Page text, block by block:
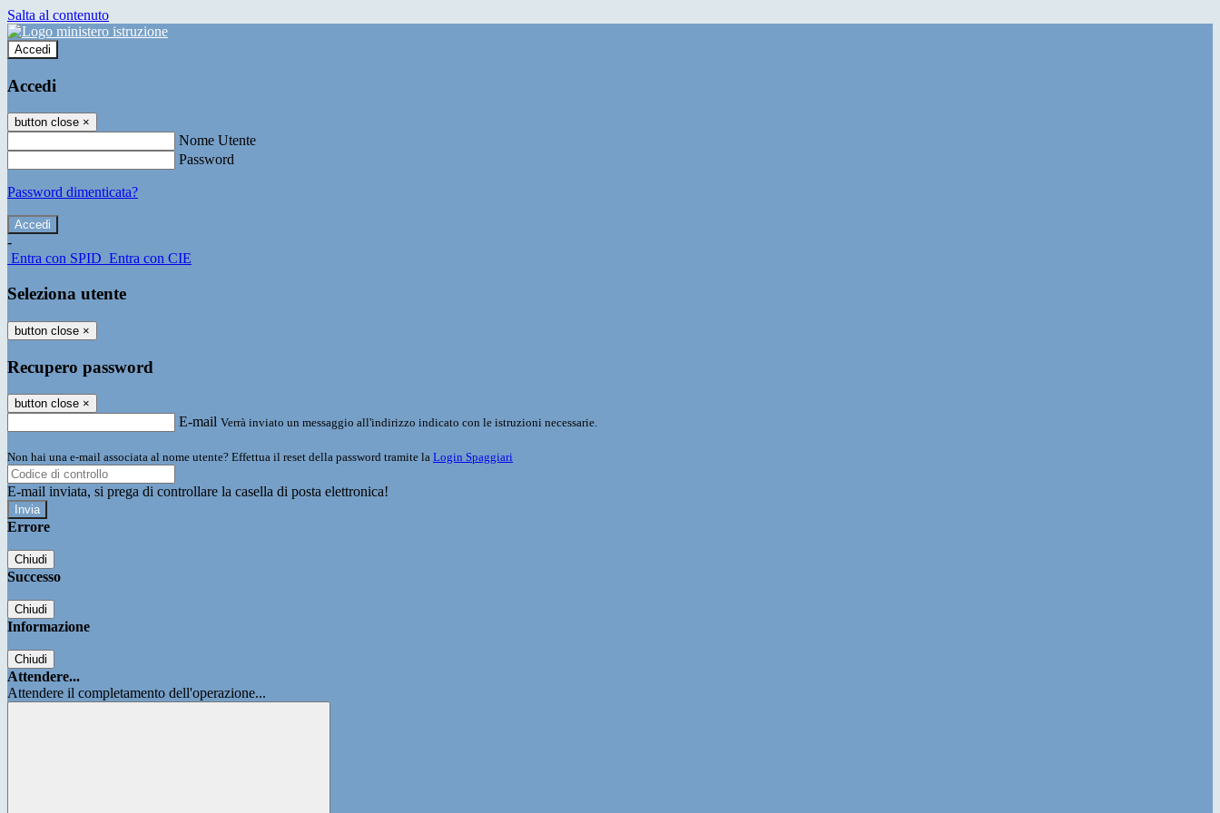
Salta al contenuto
Accedi
Accedi
button close ×
Nome Utente
Password
Password dimenticata?
-
Entra con SPID Entra con CIE
Seleziona utente
button close ×
Recupero password
button close ×
E-mail Verrà inviato un messaggio all'indirizzo indicato con le istruzioni necessarie.
Non hai una e-mail associata al nome utente? Effettua il reset della password tramite la Login Spaggiari
E-mail inviata, si prega di controllare la casella di posta elettronica!
Errore
Chiudi
Successo
Chiudi
Informazione
Chiudi
Attendere...
Attendere il completamento dell'operazione...